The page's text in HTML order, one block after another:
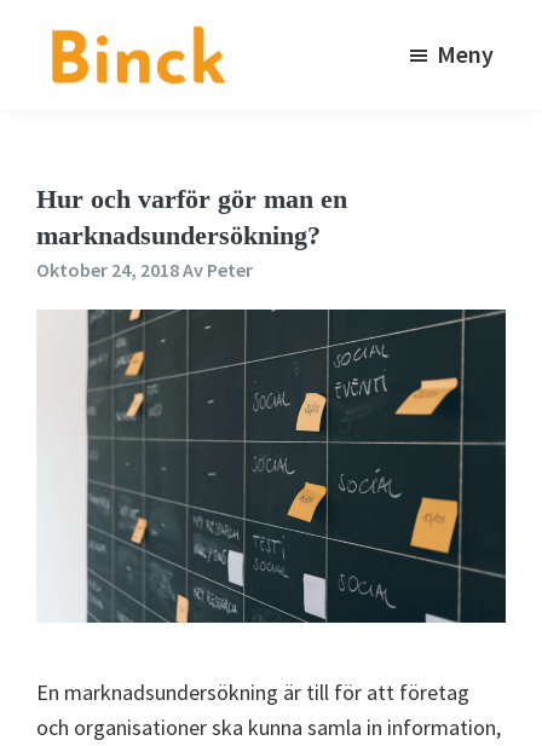
huvudinnehåll
sidfot
Meny
Hur och varför gör man en
marknadsundersökning?
Oktober 24, 2018Av Peter
En marknadsundersökning är till för att företag
och organisationer ska kunna samla in information,